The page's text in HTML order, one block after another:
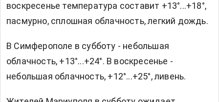
воскресенье температура составит +13°...+18°,
пасмурно, сплошная облачность, легкий дождь.
В Симферополе в субботу - небольшая
облачность, +13°...+24°. В воскресенье -
небольшая облачность, +12°...+25°, ливень.